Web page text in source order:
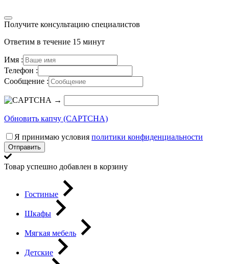
Получите консультацию специалистов
Ответим в течение 15 минут
Имя :
Телефон :
Сообщение :
→
Обновить капчу (CAPTCHA)
Я принимаю условия политики конфиденциальности
Отправить
Товар успешно добавлен в корзину
Гостиные
Шкафы
Мягкая мебель
Детские